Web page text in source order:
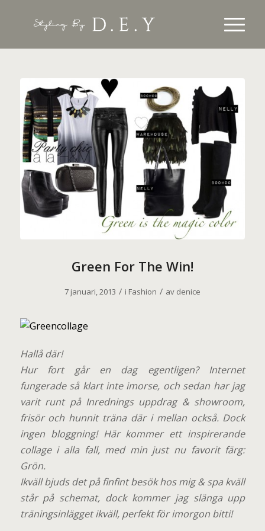
Green For The Win!
7 januari, 2013 / i Fashion / av denice
Hallå där!
Hur fort går en dag egentligen? Internet
fungerade så klart inte imorse, och sedan har jag
varit runt på Inrednings uppdrag & showroom,
frisör och hunnit träna där i mellan också. Dock
ingen bloggning! Här kommer ett inspirerande
collage i alla fall, med min just nu favorit färg:
Grön.
Ikväll bjuds det på finfint besök hos mig & spa kväll
står på schemat, dock kommer jag slänga upp
träningsinlägget ikväll, perfekt för imorgon bitti!